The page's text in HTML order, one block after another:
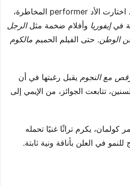
تحدت مسار نجوم الطفولة. اختارت الأد performer المخاطرة،
فيإيفوريا وأفلام ضخمة مثلالرجل
الوطن. حتى الفيلم الحميم مالكوم
مع النجوم يقبل رغبتها في أن
تتابعت الجوائز، من الإيمي إلى
كولمان، يكرم تراثًا غنيًا تحمله
في العلن بأناقة ونية ثابتة.